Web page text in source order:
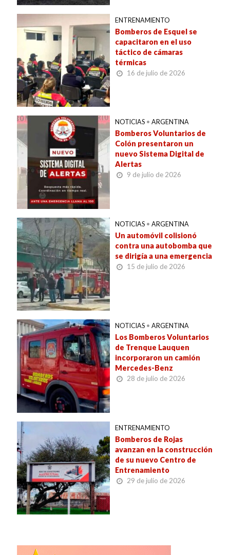
ENTRENAMIENTO
Bomberos de Esquel se
capacitaron en el uso
táctico de cámaras
térmicas
16 de julio de 2026
NOTICIAS • ARGENTINA
Bomberos Voluntarios de
Colón presentaron un
nuevo Sistema Digital de
Alertas
9 de julio de 2026
NOTICIAS • ARGENTINA
Un automóvil colisionó
contra una autobomba que
se dirigía a una emergencia
15 de julio de 2026
NOTICIAS • ARGENTINA
Los Bomberos Voluntarios
de Trenque Lauquen
incorporaron un camión
Mercedes-Benz
28 de julio de 2026
ENTRENAMIENTO
Bomberos de Rojas
avanzan en la construcción
de su nuevo Centro de
Entrenamiento
29 de julio de 2026